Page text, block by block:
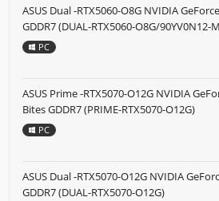
ASUS Dual -RTX5060-O8G NVIDIA
GDDR7 (DUAL-RTX5060-O8G/90YV0N12-
PC
ASUS Prime -RTX5070-O12G NVIDIA
Bites GDDR7 (PRIME-RTX5070-O12G)
PC
ASUS Dual -RTX5070-O12G NVIDIA
GDDR7 (DUAL-RTX5070-O12G)